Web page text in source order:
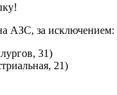
АЗС, за исключением:
31)
21)